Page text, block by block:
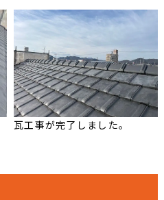
瓦工事が完了しました。